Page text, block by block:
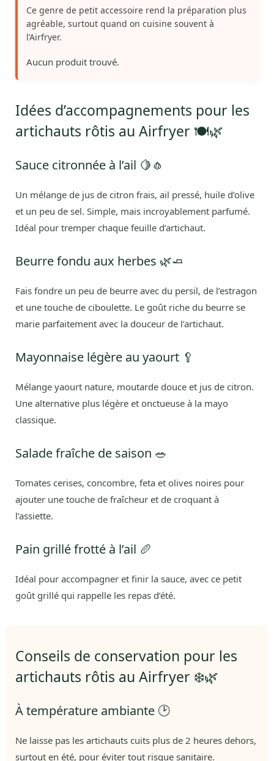
Ce genre de petit accessoire rend la préparation plus
agréable, surtout quand on cuisine souvent à
l’Airfryer.
Aucun produit trouvé.
Idées d’accompagnements pour les
artichauts rôtis au Airfryer 🍽️🌿
Sauce citronnée à l’ail 🍋🧄
Un mélange de jus de citron frais, ail pressé, huile d’olive
et un peu de sel. Simple, mais incroyablement parfumé.
Idéal pour tremper chaque feuille d’artichaut.
Beurre fondu aux herbes 🌿🧈
Fais fondre un peu de beurre avec du persil, de l’estragon
et une touche de ciboulette. Le goût riche du beurre se
marie parfaitement avec la douceur de l’artichaut.
Mayonnaise légère au yaourt 🥄
Mélange yaourt nature, moutarde douce et jus de citron.
Une alternative plus légère et onctueuse à la mayo
classique.
Salade fraîche de saison 🥗
Tomates cerises, concombre, feta et olives noires pour
ajouter une touche de fraîcheur et de croquant à
l’assiette.
Pain grillé frotté à l’ail 🥖
Idéal pour accompagner et finir la sauce, avec ce petit
goût grillé qui rappelle les repas d’été.
Conseils de conservation pour les
artichauts rôtis au Airfryer ❄️🌿
À température ambiante 🕑
Ne laisse pas les artichauts cuits plus de 2 heures dehors,
surtout en été, pour éviter tout risque sanitaire.